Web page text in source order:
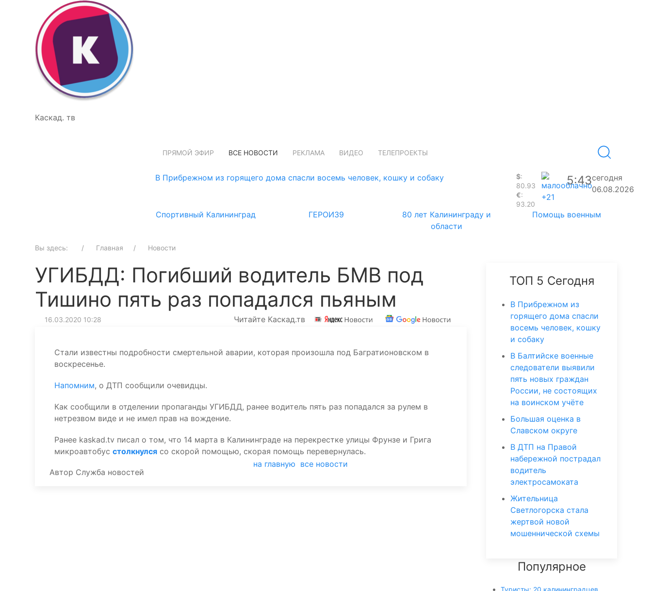
Каскад. тв
ПРЯМОЙ ЭФИР ВСЕ НОВОСТИ РЕКЛАМА ВИДЕО ТЕЛЕПРОЕКТЫ
В Прибрежном из горящего дома спасли восемь человек, кошку и собаку $:
80.93
€:
93.20
+21
5:43сегодня
06.08.2026
Спортивный Калининград ГЕРОИ39
80 лет Калининграду и
области
Помощь военным
Вы здесь: Главная Новости
УГИБДД: Погибший водитель БМВ под
Тишино пять раз попадался пьяным
16.03.2020 10:28 Читайте Каскад.тв
Стали известны подробности смертельной аварии, которая произошла под Багратионовском в
воскресенье.
Напомним, о ДТП сообщили очевидцы.
Как сообщили в отделении пропаганды УГИБДД, ранее водитель пять раз попадался за рулем в
нетрезвом виде и не имел прав на вождение.
Ранее kaskad.tv писал о том, что 14 марта в Калининграде на перекрестке улицы Фрунзе и Грига
микроавтобус столкнулся со скорой помощью, скорая помощь перевернулась.
Автор Служба новостей
на главную все новости
ТОП 5 Сегодня
В Прибрежном из
горящего дома спасли
восемь человек, кошку
и собаку
В Балтийске военные
следователи выявили
пять новых граждан
России, не состоящих
на воинском учёте
Большая оценка в
Славском округе
В ДТП на Правой
набережной пострадал
водитель
электросамоката
Жительница
Светлогорска стала
жертвой новой
мошеннической схемы
Популярное
Туристы: 20 калининградцев